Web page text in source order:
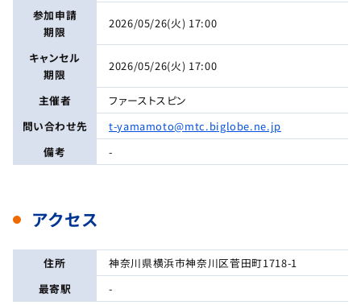
参加申請
期限
2026/05/26(火) 17:00
キャンセル
期限
2026/05/26(火) 17:00
主催者
ファーストスピン
問い合わせ先
t-yamamoto@mtc.biglobe.ne.jp
備考
-
アクセス
住所
神奈川県横浜市神奈川区菅田町1718-1
最寄駅
-